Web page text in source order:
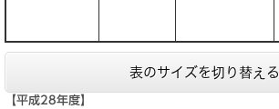
表のサイズを切り替える
【平成28年度】